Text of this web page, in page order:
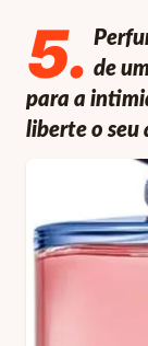
5. de
para a
liberte o seu